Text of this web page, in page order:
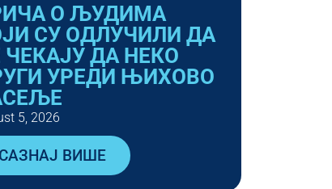
О ЉУДИМА
СУ ОДЛУЧИЛИ ДА
ЧЕКАЈУ ДА НЕКО
УРЕДИ ЊИХОВО
5, 2026
САЗНАЈ ВИШЕ